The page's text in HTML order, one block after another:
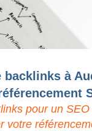
backlinks à
pour un
votre